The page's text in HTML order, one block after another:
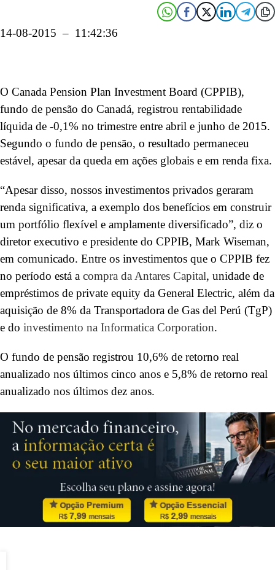
14-08-2015 – 11:42:36
O Canada Pension Plan Investment Board (CPPIB),
fundo de pensão do Canadá, registrou rentabilidade
líquida de -0,1% no trimestre entre abril e junho de 2015.
Segundo o fundo de pensão, o resultado permaneceu
estável, apesar da queda em ações globais e em renda fixa.
“Apesar disso, nossos investimentos privados geraram
renda significativa, a exemplo dos benefícios em construir
um portfólio flexível e amplamente diversificado”, diz o
diretor executivo e presidente do CPPIB, Mark Wiseman,
em comunicado. Entre os investimentos que o CPPIB fez
no período está a compra da Antares Capital, unidade de
empréstimos de private equity da General Electric, além da
aquisição de 8% da Transportadora de Gas del Perú (TgP)
e do investimento na Informatica Corporation.
O fundo de pensão registrou 10,6% de retorno real
anualizado nos últimos cinco anos e 5,8% de retorno real
anualizado nos últimos dez anos.